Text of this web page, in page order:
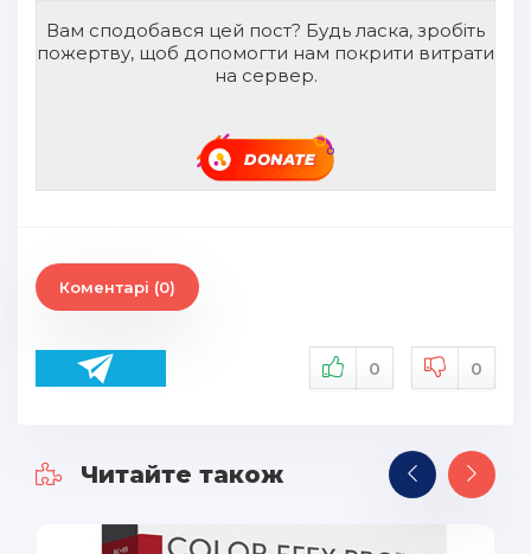
Вам сподобався цей пост? Будь ласка, зробіть
пожертву, щоб допомогти нам покрити витрати
на сервер.
Коментарі (0)
0 0
Читайте також